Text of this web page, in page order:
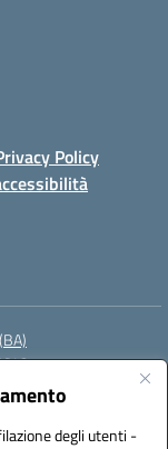
degli utenti -
Policy